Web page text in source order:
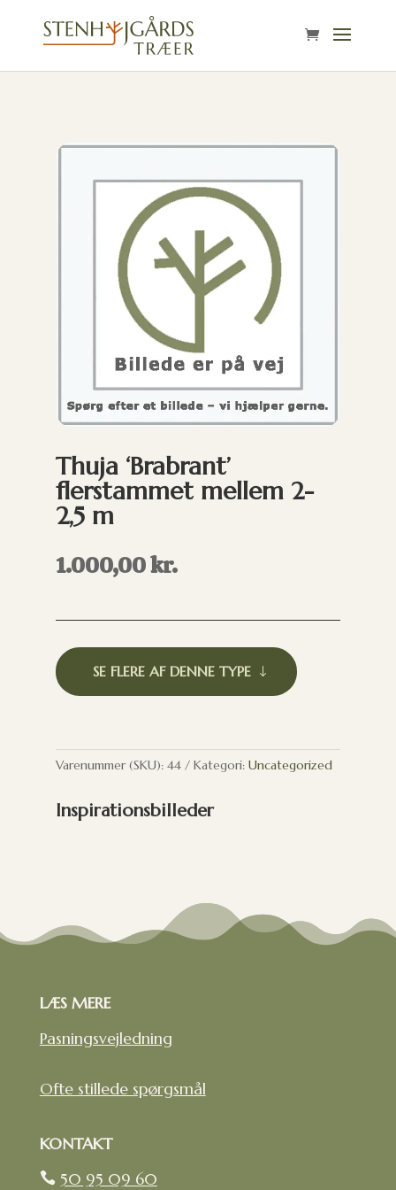
Thuja ‘Brabrant’
flerstammet mellem 2-
2,5 m
1.000,00kr.
SE FLERE AF DENNE TYPE
Varenummer (SKU): 44 Kategori: Uncategorized
Inspirationsbilleder
LÆS MERE
Pasningsvejledning
Ofte stillede spørgsmål
KONTAKT
 50 95 09 60